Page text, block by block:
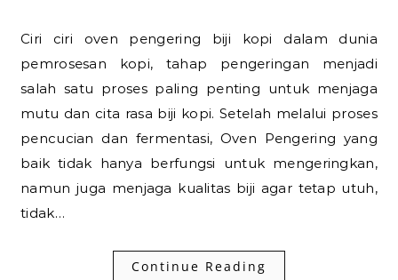
Ciri ciri oven pengering biji kopi dalam dunia
pemrosesan kopi, tahap pengeringan menjadi
salah satu proses paling penting untuk menjaga
mutu dan cita rasa biji kopi. Setelah melalui proses
pencucian dan fermentasi, Oven Pengering yang
baik tidak hanya berfungsi untuk mengeringkan,
namun juga menjaga kualitas biji agar tetap utuh,
tidak…
Continue Reading